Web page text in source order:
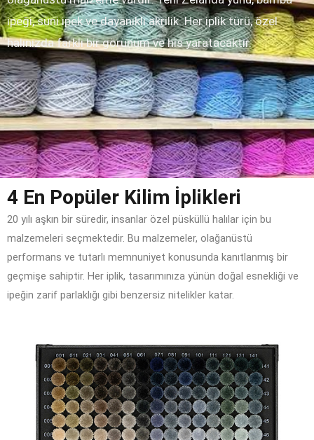
ipeği, suni ipek ve dayanıklı akrilik. Her iplik türü, özel
halınızda farklı bir görünüm ve his yaratacaktır.
4 En Popüler Kilim İplikleri
20 yılı aşkın bir süredir, insanlar özel püsküllü halılar için bu
malzemeleri seçmektedir. Bu malzemeler, olağanüstü
performans ve tutarlı memnuniyet konusunda kanıtlanmış bir
geçmişe sahiptir. Her iplik, tasarımınıza yünün doğal esnekliği ve
ipeğin zarif parlaklığı gibi benzersiz nitelikler katar.